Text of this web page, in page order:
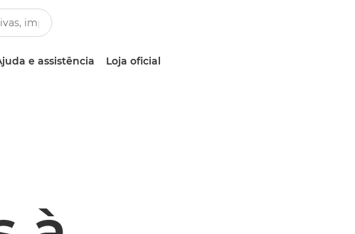
e assistência Loja oficial